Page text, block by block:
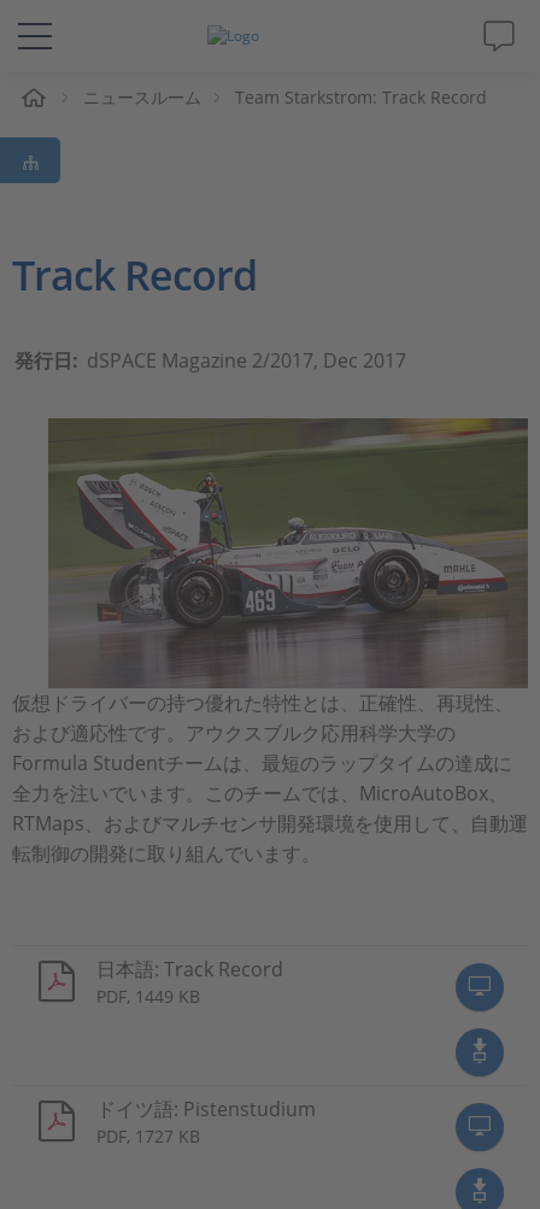
ソリューションと製品
サポート
採用情報
ニュースルーム Team Starkstrom: Track Record
Track Record
発行日: dSPACE Magazine 2/2017, Dec 2017
仮想ドライバーの持つ優れた特性とは、正確性、再現性、
および適応性です。アウクスブルク応用科学大学の
Formula Studentチームは、最短のラップタイムの達成に
全力を注いでいます。このチームでは、MicroAutoBox、
RTMaps、およびマルチセンサ開発環境を使用して、自動運
転制御の開発に取り組んでいます。
日本語: Track Record
PDF, 1449 KB
ドイツ語: Pistenstudium
PDF, 1727 KB